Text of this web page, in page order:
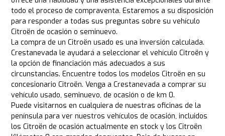
todo el proceso de compraventa. Estaremos a su disposición
para responder a todas sus preguntas sobre su vehículo
Citroën de ocasión o seminuevo.
La compra de un Citroën usado es una inversión calculada.
Crestanevada le ayudará a seleccionar el vehículo Citroën y
la opción de financiación más adecuados a sus
circunstancias. Encuentre todos los modelos Citroën en su
concesionario Citroën. Venga a Crestanevada a comprar su
vehículo usado, seminuevo, de ocasión o de km 0.
Puede visitarnos en cualquiera de nuestras oficinas de la
península para ver nuestros vehículos de ocasión, incluidos
los Citroën de ocasión actualmente en stock y los Citroën